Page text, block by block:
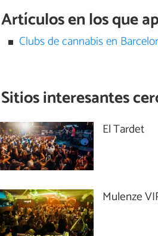
Artículos en los que
Clubs de cannabis en
Sitios interesantes
El Tardet
Mulenze